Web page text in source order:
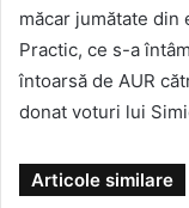
măcar jumătate din
Practic, ce s-a
întoarsă de AUR
donat voturi lui
Articole similare